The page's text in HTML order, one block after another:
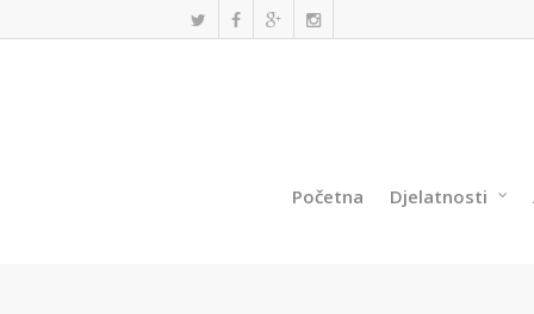
Početna Djelatnosti